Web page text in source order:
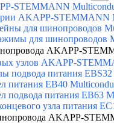
STEMMANN
AKAPP-STEMMANN
для шинопроводов
для шинопроводов
AKAPP-
узлов AKAPP-
подвода питания
питания EB40
подвода питания EB63
узла питания
AKAPP-